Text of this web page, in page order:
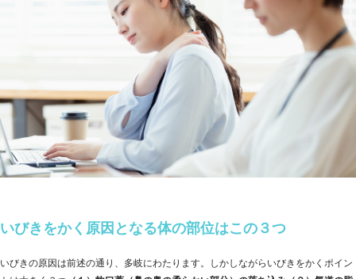
いびきをかく原因となる体の部位はこの３つ
いびきの原因は前述の通り、多岐にわたります。しかしながらいびきをかくポイン